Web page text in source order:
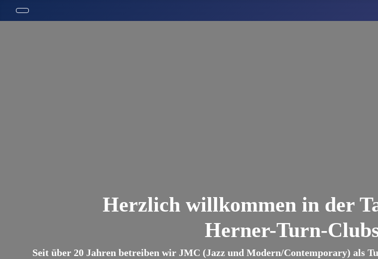
Herzlich willkommen in der
Herner-Turn-
Seit über 20 Jahren betreiben wir JMC (Jazz und Modern/Contemporary) als